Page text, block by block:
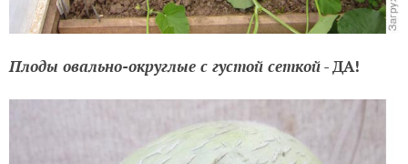
Плоды овально-округлые с густой сеткой-ДА!